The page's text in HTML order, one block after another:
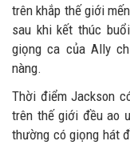
trên khắp thế giới
sau khi kết thúc
giọng ca của Ally
nàng.
Thời điểm Jackson
trên thế giới đều ao
thường có giọng hát